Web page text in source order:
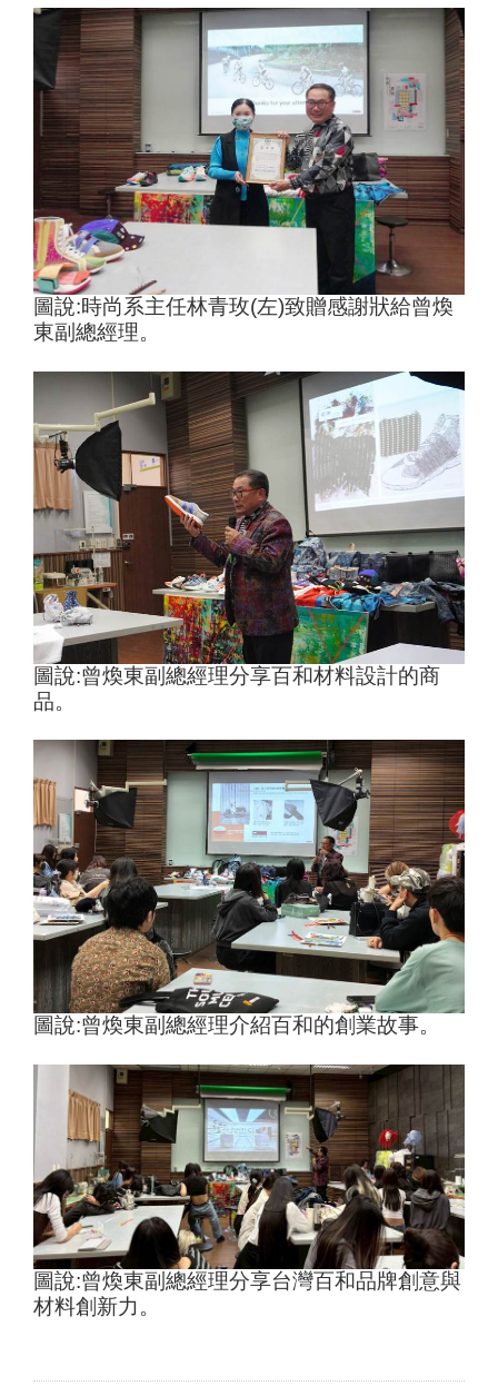
圖說:時尚系主任林青玫(左)致贈感謝狀給曾煥
東副總經理。
圖說:曾煥東副總經理分享百和材料設計的商
品。
圖說:曾煥東副總經理介紹百和的創業故事。
圖說:曾煥東副總經理分享台灣百和品牌創意與
材料創新力。